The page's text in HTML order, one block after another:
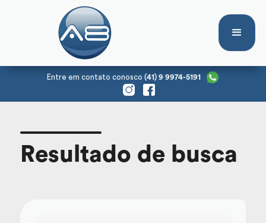
Entre em contato conosco (41) 9 9974-5191
Resultado de busca